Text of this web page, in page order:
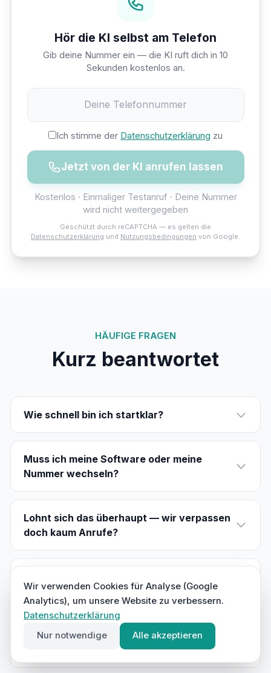
Hör die KI selbst am Telefon
Gib deine Nummer ein — die KI ruft dich in 10
Sekunden kostenlos an.
Ich stimme der Datenschutzerklärung zu
Jetzt von der KI anrufen lassen
Kostenlos · Einmaliger Testanruf · Deine Nummer
wird nicht weitergegeben
Geschützt durch reCAPTCHA — es gelten die
Datenschutzerklärung und Nutzungsbedingungen von Google.
HÄUFIGE FRAGEN
Kurz beantwortet
Wie schnell bin ich startklar?
Muss ich meine Software oder meine
Nummer wechseln?
Lohnt sich das überhaupt — wir verpassen
doch kaum Anrufe?
trotzdem?
Was passiert, wenn die KI etwas falsch
Wir verwenden Cookies für Analyse (Google
Analytics), um unsere Website zu verbessern.
Datenschutzerklärung
Nur notwendige
Alle akzeptieren